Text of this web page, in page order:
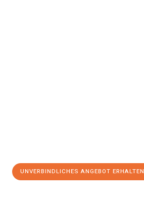
UNVERBINDLICHES ANGEBOT ERHALTEN